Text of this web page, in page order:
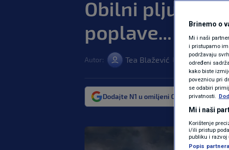
Obilni
poplave...
Autor: Tea Blažević 03. kol. 2023.
Dodajte N1 u omiljeni Google izvor
Brinemo o
Mi i naši
i pristupamo
podržavaju
određeni
kako biste
poveznicu pri
se odabiri
privatnosti.
Mi i naši
Korištenje
i/ili pristup
publiku i razvoj
Popis